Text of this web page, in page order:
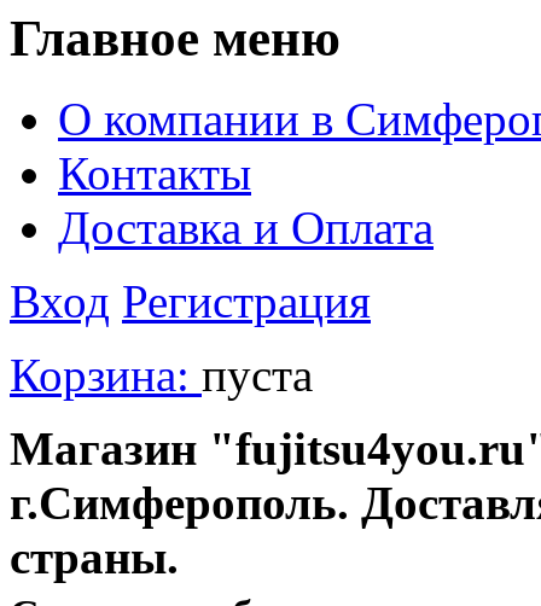
Главное меню
О компании в
Контакты
Доставка и Оплата
Вход Регистрация
Корзина: пуста
Магазин
г.Симферополь.
страны.